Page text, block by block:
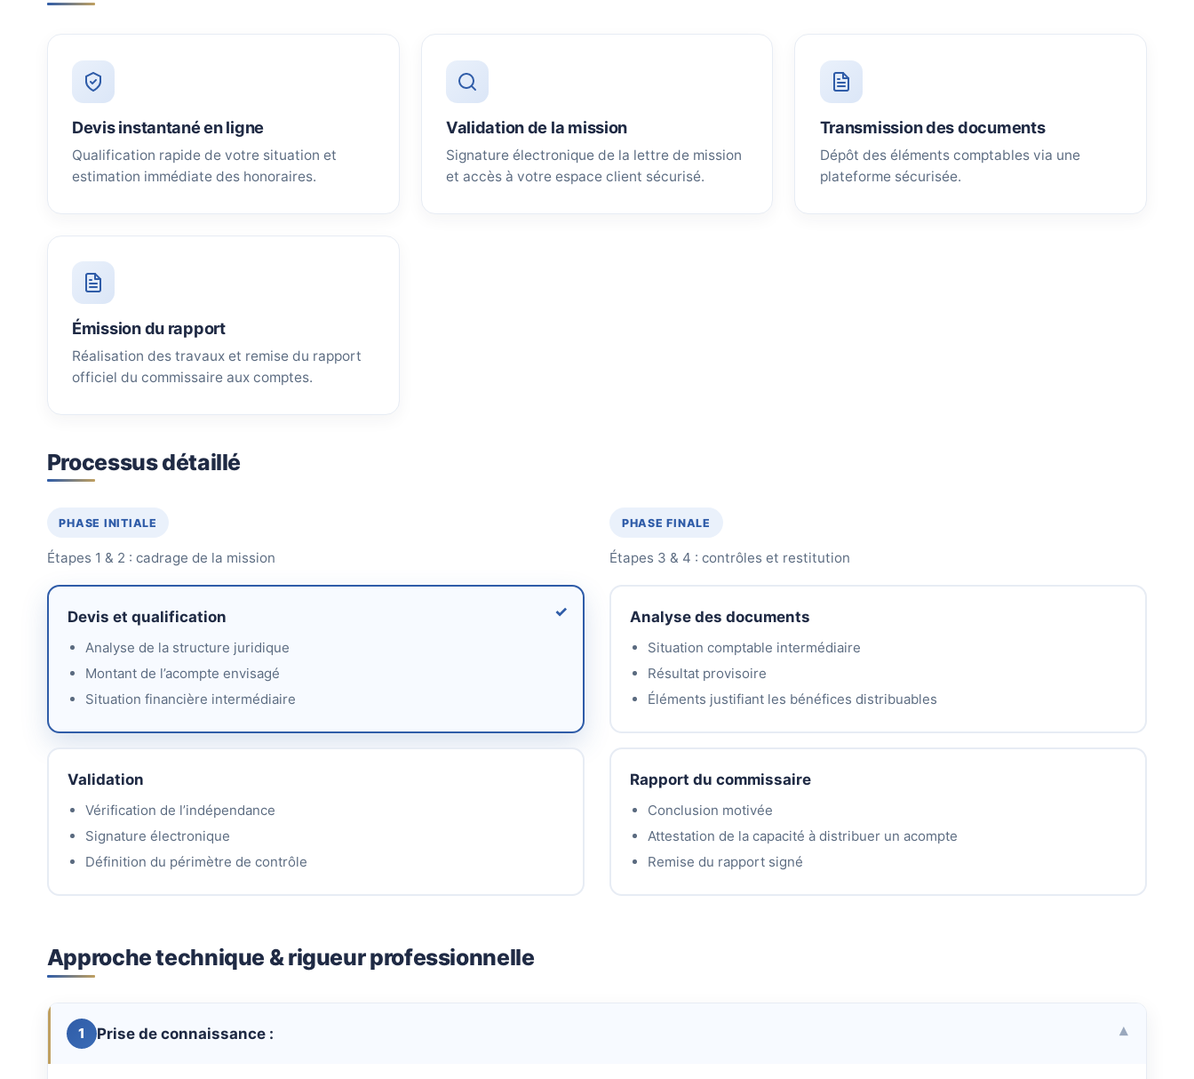
Devis instantané en ligne
Qualification rapide de votre situation et
estimation immédiate des honoraires.
Validation de la mission
Signature électronique de la lettre de mission
et accès à votre espace client sécurisé.
Transmission des documents
Dépôt des éléments comptables via une
plateforme sécurisée.
Émission du rapport
Réalisation des travaux et remise du rapport
officiel du commissaire aux comptes.
Processus détaillé
PHASE INITIALE
Étapes 1 & 2 : cadrage de la mission
Devis et qualification
Analyse de la structure juridique
Montant de l’acompte envisagé
Situation financière intermédiaire
Validation
Vérification de l’indépendance
Signature électronique
Définition du périmètre de contrôle
PHASE FINALE
Étapes 3 & 4 : contrôles et restitution
Analyse des documents
Situation comptable intermédiaire
Résultat provisoire
Éléments justifiant les bénéfices distribuables
Rapport du commissaire
Conclusion motivée
Attestation de la capacité à distribuer un acompte
Remise du rapport signé
Approche technique & rigueur professionnelle
1 Prise de connaissance : ▾